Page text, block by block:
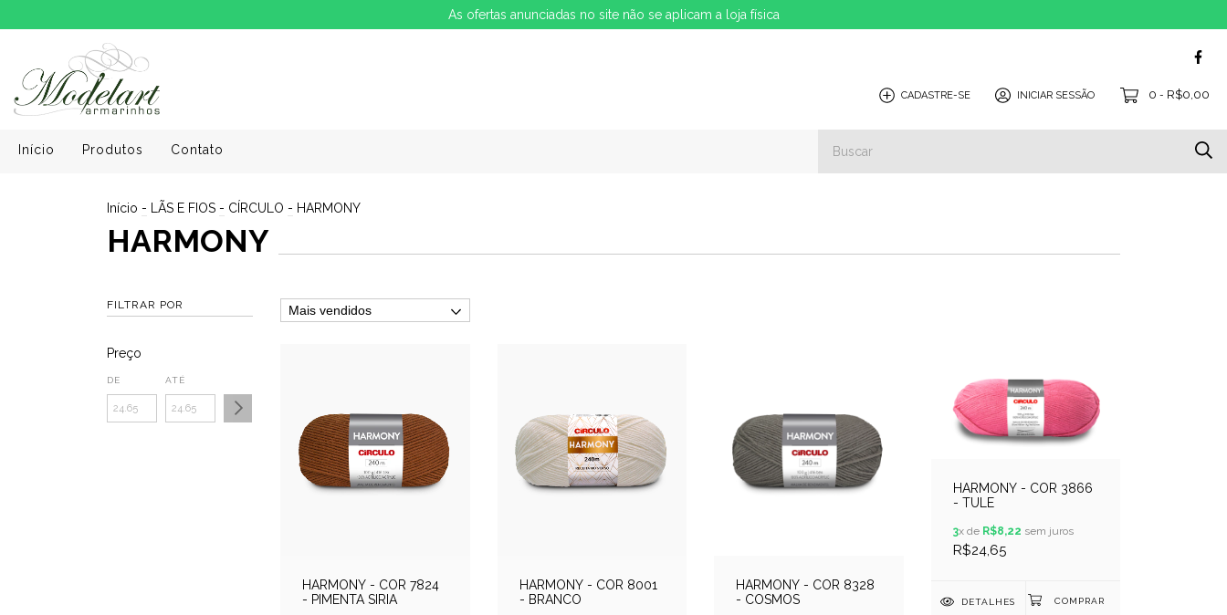
As ofertas anunciadas no site não se aplicam a loja física
CADASTRE-SE INICIAR SESSÃO 0 - R$0,00
Início Produtos Contato
Início - LÃS E FIOS - CÍRCULO - HARMONY
HARMONY
FILTRAR POR
Preço
DE ATÉ
HARMONY - COR 7824
- PIMENTA SIRIA
HARMONY - COR 8001
- BRANCO
HARMONY - COR 8328
- COSMOS
HARMONY - COR 3866
- TULE
3x de R$8,22 sem juros
R$24,65
DETALHES